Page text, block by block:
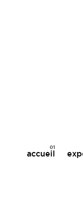
accueil